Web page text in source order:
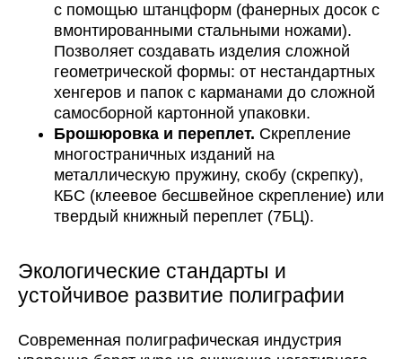
с помощью штанцформ (фанерных досок с
вмонтированными стальными ножами).
Позволяет создавать изделия сложной
геометрической формы: от нестандартных
хенгеров и папок с карманами до сложной
самосборной картонной упаковки.
Брошюровка и переплет. Скрепление
многостраничных изданий на
металлическую пружину, скобу (скрепку),
КБС (клеевое бесшвейное скрепление) или
твердый книжный переплет (7БЦ).
Экологические стандарты и
устойчивое развитие полиграфии
Современная полиграфическая индустрия